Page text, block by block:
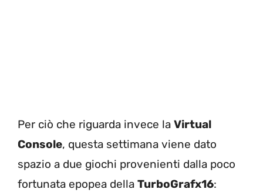
Per ciò che riguarda invece la Virtual
Console, questa settimana viene dato
spazio a due giochi provenienti dalla poco
fortunata epopea della TurboGrafx16: